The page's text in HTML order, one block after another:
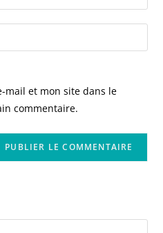
mail et mon site dans le
commentaire.